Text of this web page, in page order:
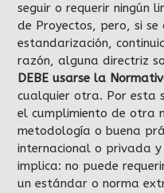
seguir o requerir ningún
de Proyectos, pero, si
estandarización,
razón, alguna directriz
DEBE usarse la
cualquier otra. Por esta
el cumplimiento de otra
metodología o buena
internacional o privada y
implica: no puede
un estándar o norma